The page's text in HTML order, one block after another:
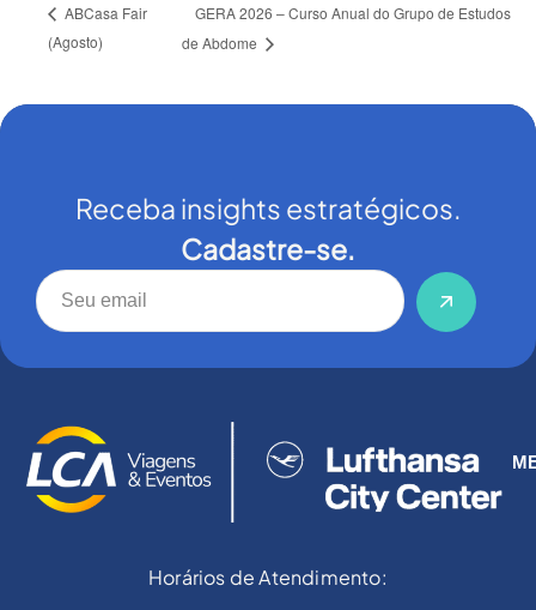
ABCasa Fair
(Agosto)
GERA 2026 – Curso Anual do Grupo de Estudos
de Abdome
Receba insights estratégicos.
Cadastre-se.
Horários de Atendimento: